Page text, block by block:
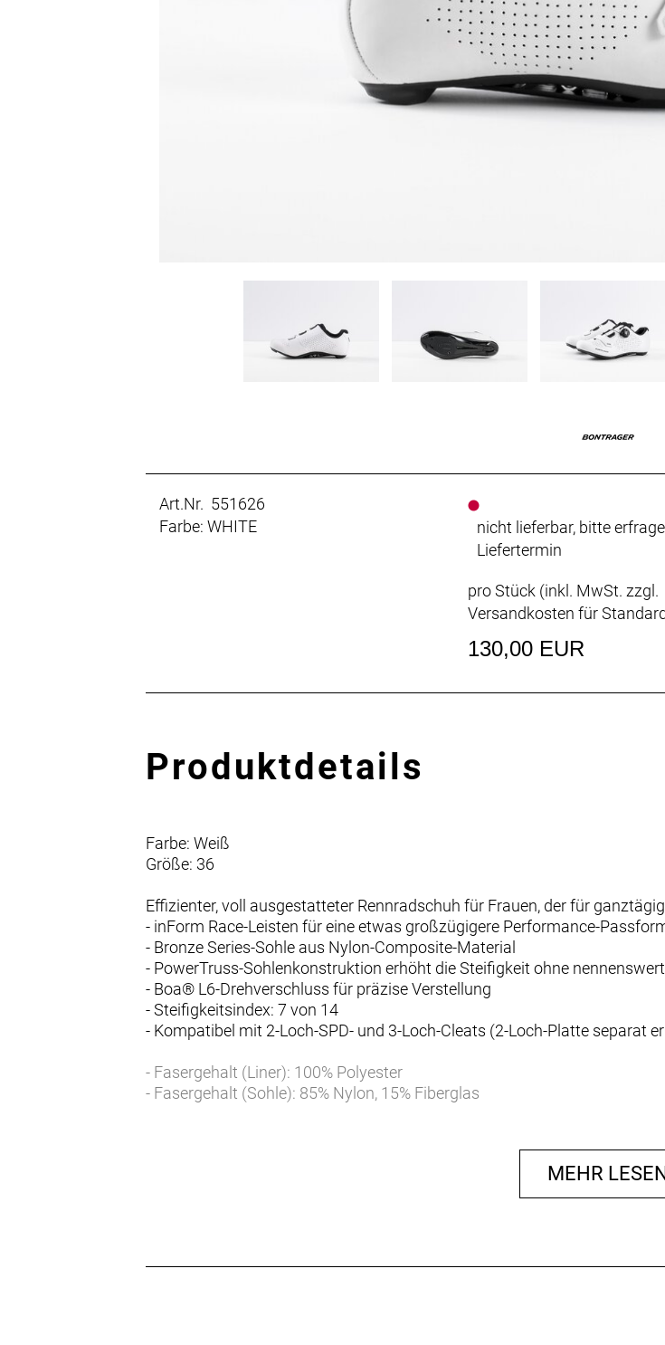
Art.Nr. 551626
Farbe: WHITE
nicht lieferbar, bitte
Liefertermin
pro Stück (inkl. MwSt. zzgl.
Versandkosten für
130,00 EUR
Produktdetails
Farbe: Weiß
Größe: 36
Effizienter, voll ausgestatteter Rennradschuh für Frauen, der für
- inForm Race-Leisten für eine etwas großzügigere Performance-
- Bronze Series-Sohle aus Nylon-Composite-Material
- PowerTruss-Sohlenkonstruktion erhöht die Steifigkeit ohne
- Boa® L6-Drehverschluss für präzise Verstellung
- Steifigkeitsindex: 7 von 14
- Kompatibel mit 2-Loch-SPD- und 3-Loch-Cleats (2-Loch-Platte separat
- Fasergehalt (Liner): 100% Polyester
- Fasergehalt (Sohle): 85% Nylon, 15% Fiberglas
MEHR